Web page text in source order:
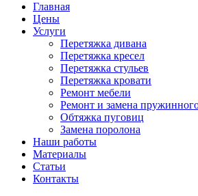
Главная
Цены
Услуги
Перетяжка дивана
Перетяжка кресел
Перетяжка стульев
Перетяжка кровати
Ремонт мебели
Ремонт и замена
Обтяжка пуговиц
Замена поролона
Наши работы
Материалы
Статьи
Контакты